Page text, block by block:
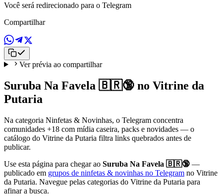
Você será redirecionado para o Telegram
Compartilhar
Ver prévia ao compartilhar
Suruba Na Favela 🇧🇷🔞 no Vitrine da
Putaria
Na categoria Ninfetas & Novinhas, o Telegram concentra
comunidades +18 com mídia caseira, packs e novidades — o
catálogo do Vitrine da Putaria filtra links quebrados antes de
publicar.
Use esta página para chegar ao Suruba Na Favela 🇧🇷🔞 —
publicado em grupos de ninfetas & novinhas no Telegram no Vitrine
da Putaria. Navegue pelas categorias do Vitrine da Putaria para
afinar a busca.